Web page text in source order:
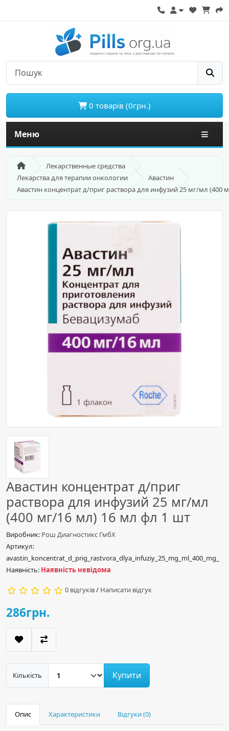
0 товарів (0грн.)
Меню
Лекарственные средства
Лекарства для терапии онкологии
Авастин
Авастин концентрат д/приг раствора для инфузий 25 мг/мл (400
Авастин концентрат д/приг
раствора для инфузий 25 мг/мл
(400 мг/16 мл) 16 мл фл 1 шт
Виробник: Рош Диагностикс ГмбХ
Артикул:
avastin_koncentrat_d_prig_rastvora_dlya_infuziy_25_mg_ml_400_mg_
Наявність: Наявність невідома
0 відгуків/ Написати відгук
286грн.
Кількість Купити
Опис Характеристики Відгуки (0)